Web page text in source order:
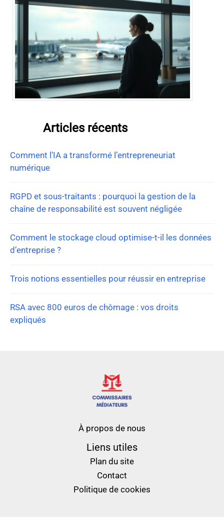
Articles récents
Comment l’IA a transformé l’entrepreneuriat
numérique
RGPD et sous-traitants : pourquoi la gestion de la
chaîne de responsabilité est souvent négligée
Comment le stockage cloud optimise-t-il les données
d’entreprise ?
Trois notions essentielles pour réussir en entreprise
RSA avec 800 euros de chômage : vos droits
expliqués
À propos de nous
Liens utiles
Plan du site
Contact
Politique de cookies